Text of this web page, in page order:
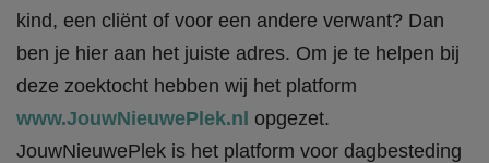
kind, een cliënt of voor een andere verwant? Dan
ben je hier aan het juiste adres. Om je te helpen bij
deze zoektocht hebben wij het platform
www.JouwNieuwePlek.nl opgezet.
JouwNieuwePlek is het platform voor dagbesteding